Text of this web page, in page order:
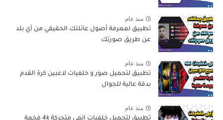
منذ عام
تطبيق لمعرفة أصول عائلتك الحقيقي من أي بلد
عن طريق صورتك
منذ عام
تطبيق لتحميل صور و خلفيات لاعبين كرة القدم
بدقة عالية للجوال
منذ عام
تطبيق لتحميل خلفيات انمي متحركة 4k فخمة